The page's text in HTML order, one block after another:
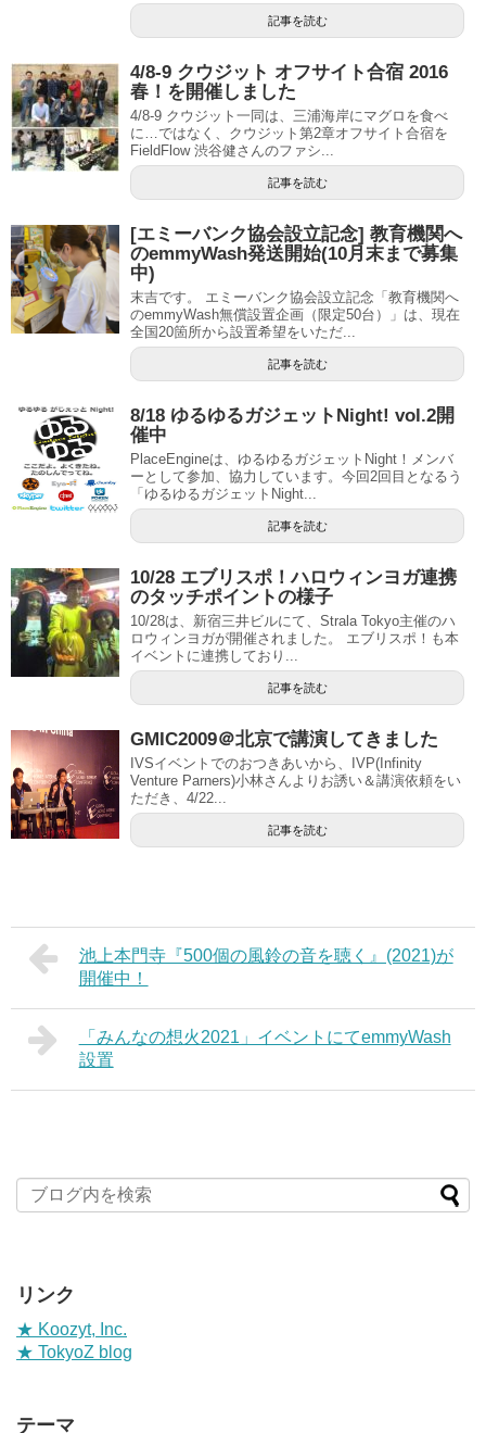
記事を読む
4/8-9 クウジット オフサイト合宿 2016
春！を開催しました
4/8-9 クウジット一同は、三浦海岸にマグロを食べ
に…ではなく、クウジット第2章オフサイト合宿を
FieldFlow 渋谷健さんのファシ...
記事を読む
[エミーバンク協会設立記念] 教育機関へ
のemmyWash発送開始(10月末まで募集
中)
末吉です。 エミーバンク協会設立記念「教育機関へ
のemmyWash無償設置企画（限定50台）」は、現在
全国20箇所から設置希望をいただ...
記事を読む
8/18 ゆるゆるガジェットNight! vol.2開
催中
PlaceEngineは、ゆるゆるガジェットNight！メンバ
ーとして参加、協力しています。今回2回目となるう
「ゆるゆるガジェットNight...
記事を読む
10/28 エブリスポ！ハロウィンヨガ連携
のタッチポイントの様子
10/28は、新宿三井ビルにて、Strala Tokyo主催のハ
ロウィンヨガが開催されました。 エブリスポ！も本
イベントに連携しており...
記事を読む
GMIC2009＠北京で講演してきました
IVSイベントでのおつきあいから、IVP(Infinity
Venture Parners)小林さんよりお誘い＆講演依頼をい
ただき、4/22...
記事を読む
池上本門寺『500個の風鈴の音を聴く』(2021)が
開催中！
「みんなの想火2021」イベントにてemmyWash
設置
リンク
★ Koozyt, Inc.
★ TokyoZ blog
テーマ